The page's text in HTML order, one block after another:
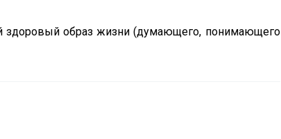
здоровый образ жизни (думающего, понимающего